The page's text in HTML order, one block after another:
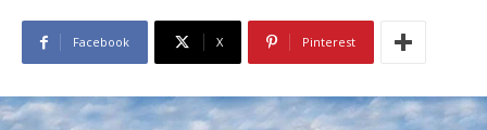
Facebook X Pinterest